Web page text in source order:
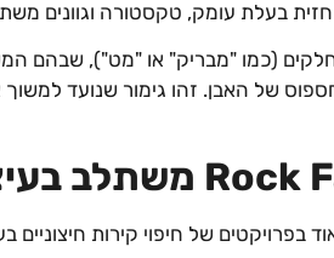
בעלת עומק, טקסטורה וגוונים
של האבן. זהו גימור שנועד למשוך
בפרויקטים של חיפוי קירות חיצוניים